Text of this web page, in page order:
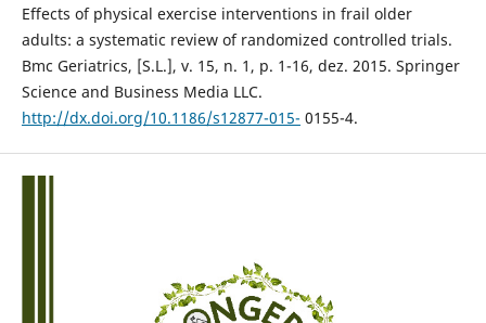
Eﬀects of physical exercise interventions in frail older
adults: a systematic review of randomized controlled trials.
Bmc Geriatrics, [S.L.], v. 15, n. 1, p. 1-16, dez. 2015. Springer
Science and Business Media LLC.
http://dx.doi.org/10.1186/s12877-015- 0155-4.